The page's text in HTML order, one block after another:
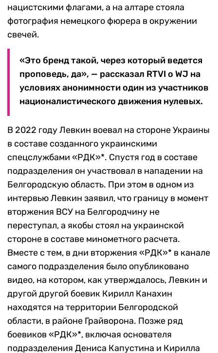
нацистскими флагами, а на алтаре стояла
фотография немецкого фюрера в окружении
свечей.
«Это бренд такой, через который ведется
проповедь, да», — рассказал RTVI о WJ на
условиях анонимности один из участников
националистического движения нулевых.
В 2022 году Левкин воевал на стороне Украины
в составе созданного украинскими
спецслужбами «РДК»*. Спустя год в составе
подразделения он участвовал в нападении на
Белгородскую область. При этом в одном из
интервью Левкин заявил, что границу в момент
вторжения ВСУ на Белгородчину не
переступал, а якобы стоял на украинской
стороне в составе минометного расчета.
Вместе с тем, в дни вторжения «РДК»* в канале
самого подразделения было опубликовано
видео, на котором, как утверждалось, Левкин и
другой другой боевик Кирилл Канахин
находятся на территории Белгородской
области, в районе Грайворона. Позже ряд
боевиков «РДК»*, включая основателя
подразделения Дениса Капустина и Кирилла